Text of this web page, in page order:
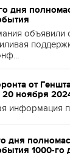
дня
объявили
от
ноября
информация
дня
1000-